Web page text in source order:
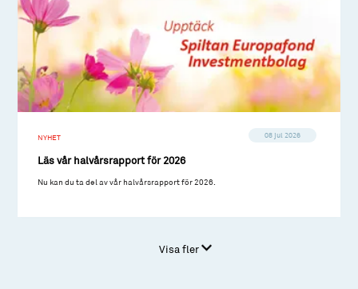
NYHET 08 jul 2026
Läs vår halvårsrapport för 2026
Nu kan du ta del av vår halvårsrapport för 2026.
Visa fler